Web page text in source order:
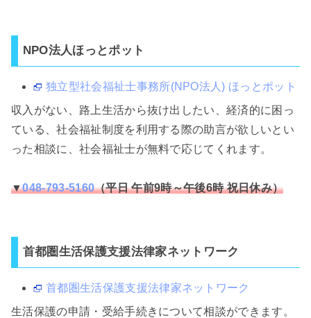
NPO法人ほっとポット
独立型社会福祉士事務所(NPO法人) ほっとポット
収入がない、路上生活から抜け出したい、経済的に困っ
ている、社会福祉制度を利用する際の助言が欲しいとい
った相談に、社会福祉士が無料で応じてくれます。
▼048-793-5160（平日 午前9時～午後6時 祝日休み）
首都圏生活保護支援法律家ネットワーク
首都圏生活保護支援法律家ネットワーク
生活保護の申請・受給手続きについて相談ができます。